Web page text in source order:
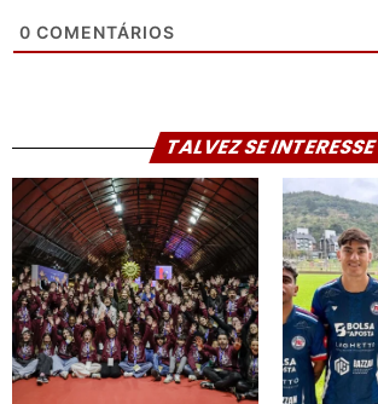
0 COMENTÁRIOS
TALVEZ SE INTERESSE